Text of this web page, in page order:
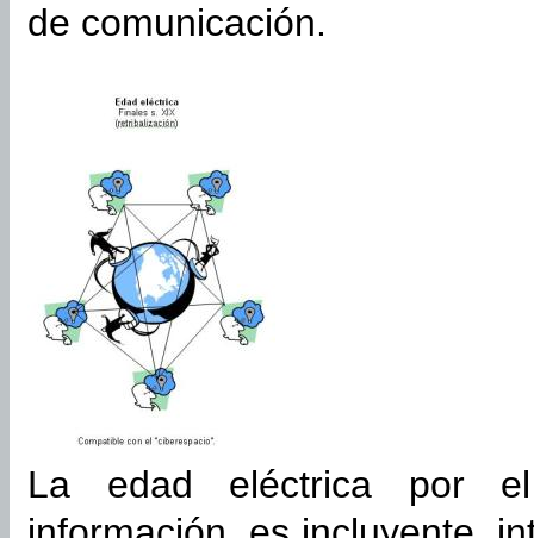
de comunicación.
La edad eléctrica por